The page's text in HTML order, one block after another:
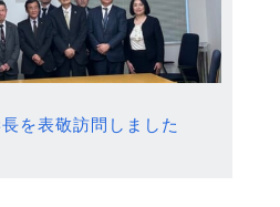
を表敬訪問しました